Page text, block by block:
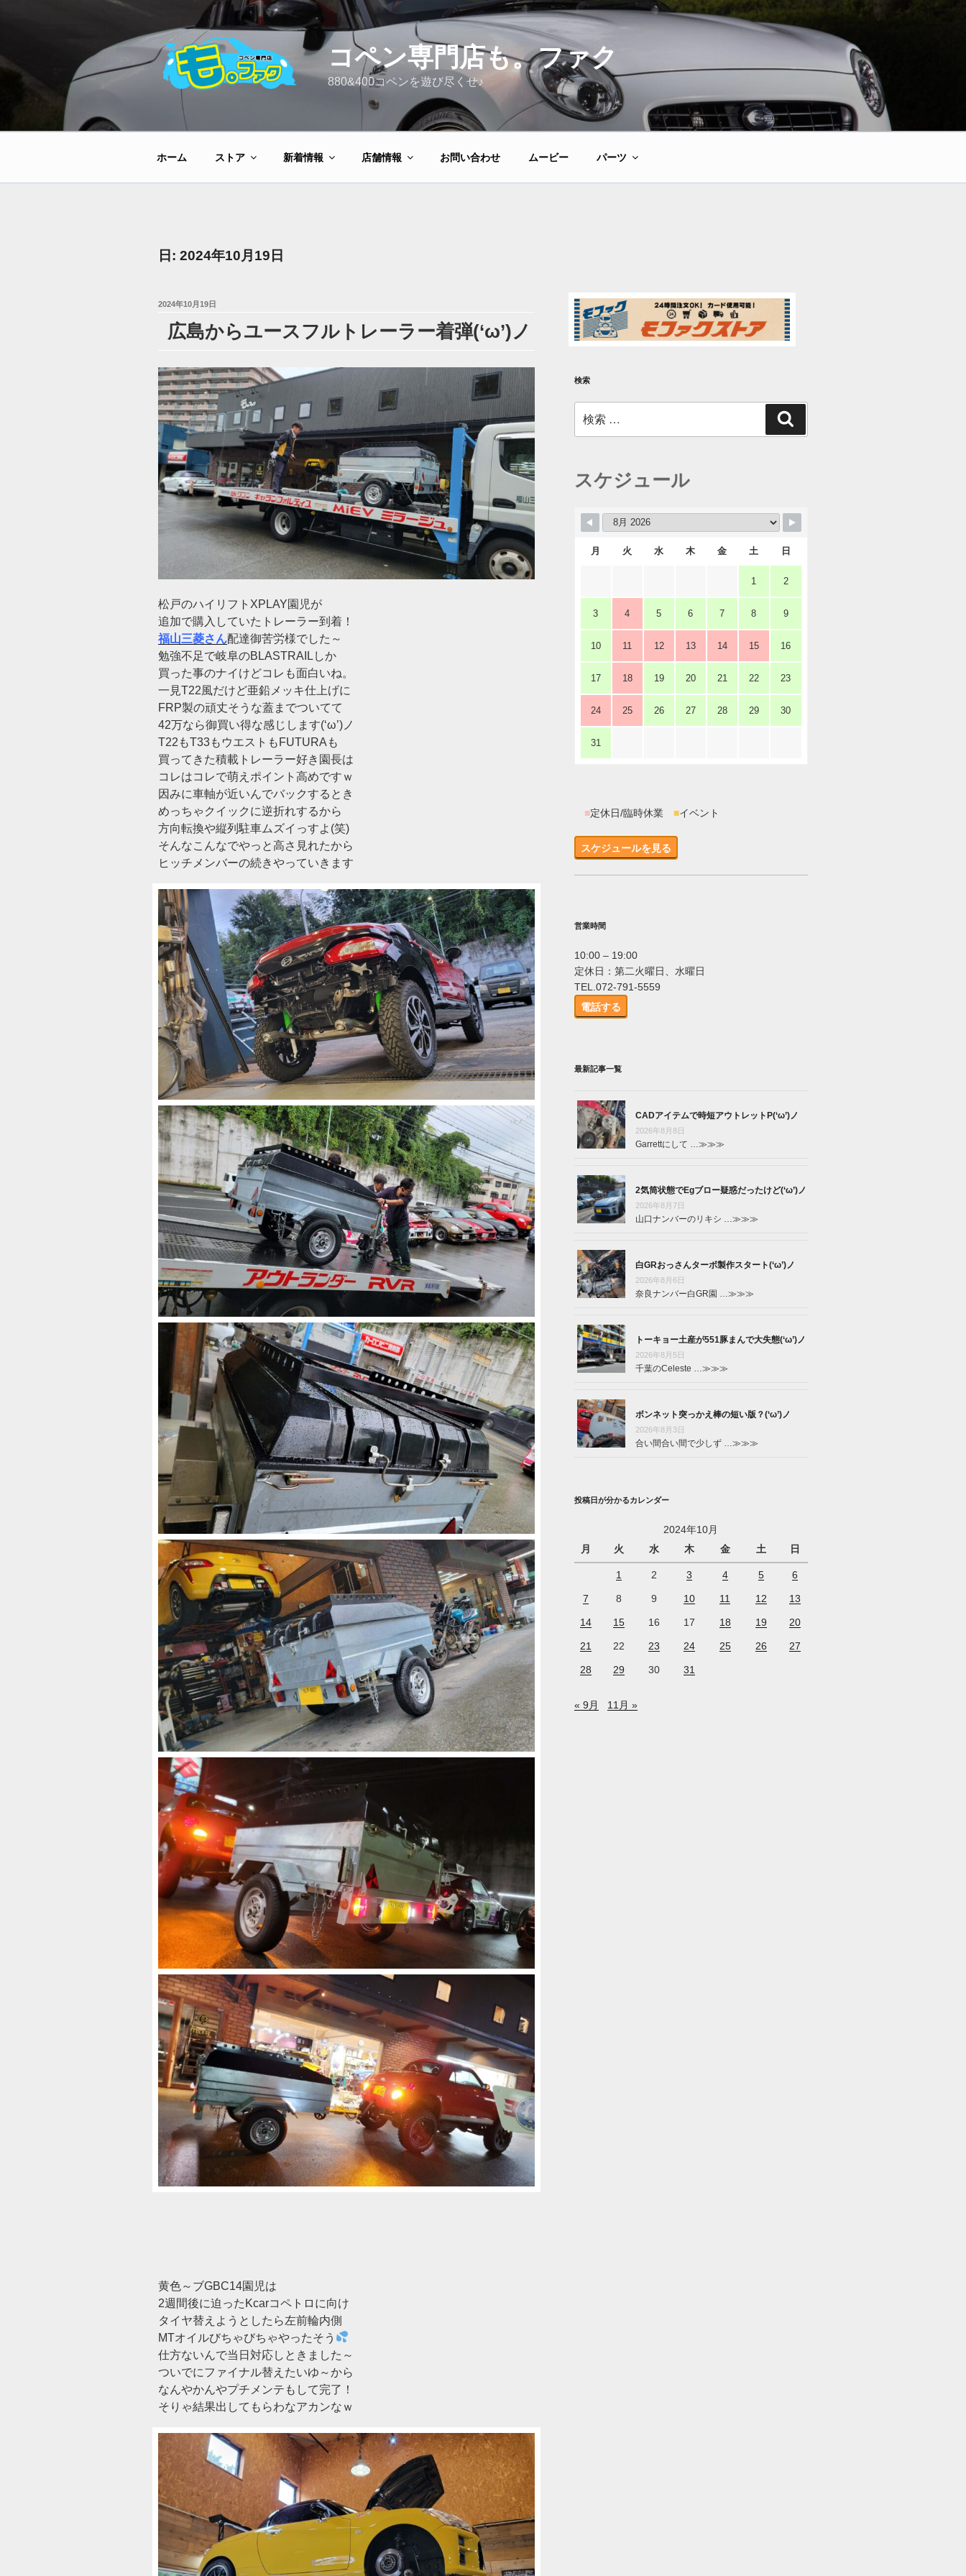
キ
コペン専門店も。ファク
880&400コペンを遊び尽くせ♪
ホーム ストア 新着情報 店舗情報 お問い合わせ ムービー パーツ
日: 2024年10月19日
投
2024年10月19日
広島からユースフルトレーラー着弾(‘ω’)ノ
松戸のハイリフトXPLAY園児が
追加で購入していたトレーラー到着！
福山三菱さん配達御苦労様でした～
勉強不足で岐阜のBLASTRAILしか
買った事のナイけどコレも面白いね。
一見T22風だけど亜鉛メッキ仕上げに
FRP製の頑丈そうな蓋までついてて
42万なら御買い得な感じします(‘ω’)ノ
T22もT33もウエストもFUTURAも
買ってきた積載トレーラー好き園長は
コレはコレで萌えポイント高めですｗ
因みに車軸が近いんでバックするとき
めっちゃクイックに逆折れするから
方向転換や縦列駐車ムズイっすよ(笑)
そんなこんなでやっと高さ見れたから
ヒッチメンバーの続きやっていきます
黄色～ブGBC14園児は
2週間後に迫ったKcarコペトロに向け
タイヤ替えようとしたら左前輪内側
MTオイルびちゃびちゃやったそう
仕方ないんで当日対応しときました～
ついでにファイナル替えたいゆ～から
なんやかんやプチメンテもして完了！
そりゃ結果出してもらわなアカンなｗ
検索
索:
索
スケジュール
月 火 水 木 金 土 日
1 2
3 4 5 6 7 8 9
10 11 12 13 14 15 16
17 18 19 20 21 22 23
24 25 26 27 28 29 30
31
■定休日/臨時休業 ■イベント
スケジュールを見る
営業時間
10:00 – 19:00
定休日：第二火曜日、水曜日
TEL.072-791-5559
電話する
最新記事一覧
CADアイテムで時短アウトレットP(‘ω’)ノ
2026年8月8日
Garrettにして …≫≫≫
2気筒状態でEgブロー疑惑だったけど(‘ω’)ノ
2026年8月7日
山口ナンバーのリキシ …≫≫≫
白GRおっさんターボ製作スタート(‘ω’)ノ
2026年8月6日
奈良ナンバー白GR園 …≫≫≫
トーキョー土産が551豚まんで大失態(‘ω’)ノ
2026年8月5日
千葉のCeleste …≫≫≫
ボンネット突っかえ棒の短い版？(‘ω’)ノ
2026年8月3日
合い間合い間で少しず …≫≫≫
投稿日が分かるカレンダー
2024年10月
月
火 水 木 金 土 日
1 2 3 4 5 6
7 8 9 10 11 12 13
14 15 16 17 18 19 20
21 22 23 24 25 26 27
28 29 30 31
« 9月 11月 »